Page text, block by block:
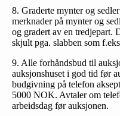
8. Graderte mynter og
merknader på mynter og
og gradert av en tredjepart.
skjult pga. slabben som
9. Alle forhåndsbud til
auksjonshuset i god tid før
budgivning på telefon
5000 NOK. Avtaler om
arbeidsdag før auksjonen.